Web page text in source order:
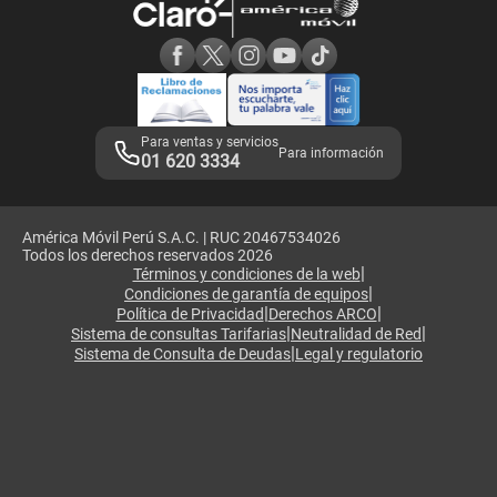
Adquirientes iPhone 6, 6S y SE
Mensaje de Seguridad
Términos y Condiciones de Tienda Claro
Libro de Reclamaciones
Legales de marketplace
Para ventas y servicios
01 620 3334 Para información
América Móvil Perú S.A.C. | RUC 20467534026
Todos los derechos reservados 2026
Términos y condiciones de la web|
Condiciones de garantía de equipos|
Política de Privacidad|Derechos ARCO|
Sistema de consultas Tarifarias|Neutralidad de Red|
Sistema de Consulta de Deudas|Legal y regulatorio